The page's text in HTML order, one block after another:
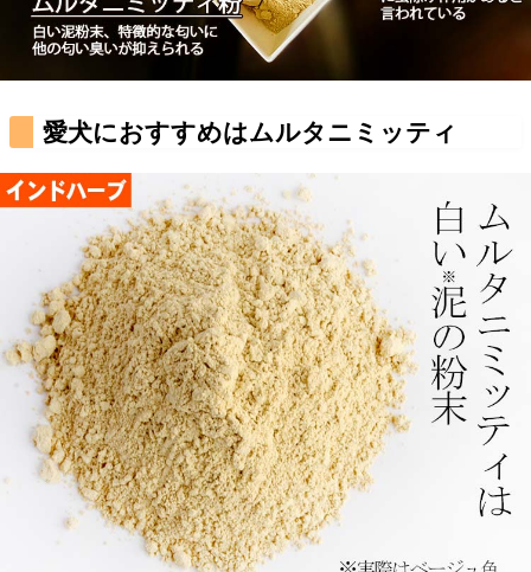
愛犬におすすめはムルタニミッティ